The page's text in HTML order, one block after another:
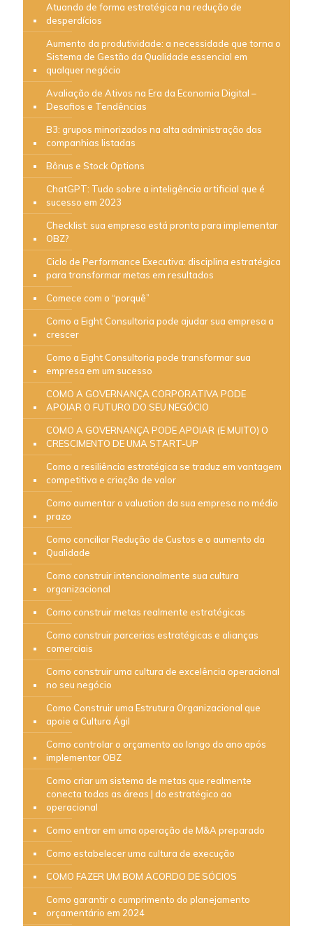
Atuando de forma estratégica na redução de
desperdícios
Aumento da produtividade: a necessidade que torna o
Sistema de Gestão da Qualidade essencial em
qualquer negócio
Avaliação de Ativos na Era da Economia Digital –
Desafios e Tendências
B3: grupos minorizados na alta administração das
companhias listadas
Bônus e Stock Options
ChatGPT: Tudo sobre a inteligência artificial que é
sucesso em 2023
Checklist: sua empresa está pronta para implementar
OBZ?
Ciclo de Performance Executiva: disciplina estratégica
para transformar metas em resultados
Comece com o “porquê”
Como a Eight Consultoria pode ajudar sua empresa a
crescer
Como a Eight Consultoria pode transformar sua
empresa em um sucesso
COMO A GOVERNANÇA CORPORATIVA PODE
APOIAR O FUTURO DO SEU NEGÓCIO
COMO A GOVERNANÇA PODE APOIAR (E MUITO) O
CRESCIMENTO DE UMA START-UP
Como a resiliência estratégica se traduz em vantagem
competitiva e criação de valor
Como aumentar o valuation da sua empresa no médio
prazo
Como conciliar Redução de Custos e o aumento da
Qualidade
Como construir intencionalmente sua cultura
organizacional
Como construir metas realmente estratégicas
Como construir parcerias estratégicas e alianças
comerciais
Como construir uma cultura de excelência operacional
no seu negócio
Como Construir uma Estrutura Organizacional que
apoie a Cultura Ágil
Como controlar o orçamento ao longo do ano após
implementar OBZ
Como criar um sistema de metas que realmente
conecta todas as áreas | do estratégico ao
operacional
Como entrar em uma operação de M&A preparado
Como estabelecer uma cultura de execução
COMO FAZER UM BOM ACORDO DE SÓCIOS
Como garantir o cumprimento do planejamento
orçamentário em 2024